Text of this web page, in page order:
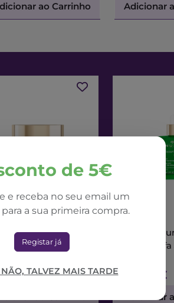
de 5€
e receba no seu email um
a sua primeira compra.
Registar já
TALVEZ MAIS TARDE
ao Carrinho Adicionar
Nuxuriance Ultra
Dia Alfa 3R
Nuxe
Sérum
73,56€
Adicionar